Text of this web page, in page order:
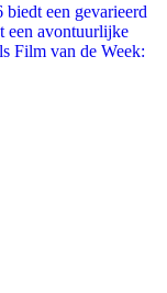
een gevarieerd
een avontuurlijke
Film van de Week: